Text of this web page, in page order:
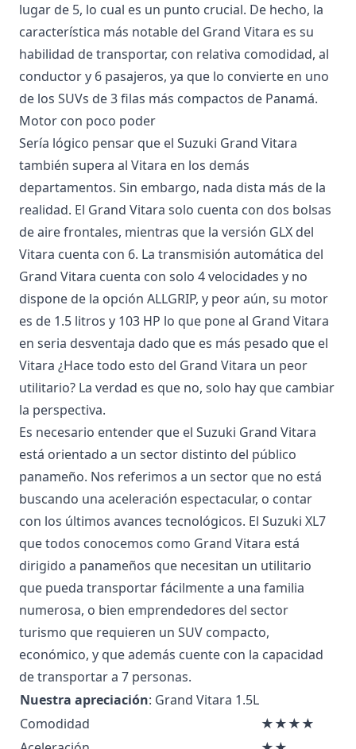
lugar de 5, lo cual es un punto crucial. De hecho, la
característica más notable del Grand Vitara es su
habilidad de transportar, con relativa comodidad, al
conductor y 6 pasajeros, ya que lo convierte en uno
de los SUVs de 3 filas más compactos de Panamá.
Motor con poco poder
Sería lógico pensar que el Suzuki Grand Vitara
también supera al Vitara en los demás
departamentos. Sin embargo, nada dista más de la
realidad. El Grand Vitara solo cuenta con dos bolsas
de aire frontales, mientras que la versión GLX del
Vitara cuenta con 6. La transmisión automática del
Grand Vitara cuenta con solo 4 velocidades y no
dispone de la opción ALLGRIP, y peor aún, su motor
es de 1.5 litros y 103 HP lo que pone al Grand Vitara
en seria desventaja dado que es más pesado que el
Vitara ¿Hace todo esto del Grand Vitara un peor
utilitario? La verdad es que no, solo hay que cambiar
la perspectiva.
Es necesario entender que el Suzuki Grand Vitara
está orientado a un sector distinto del público
panameño. Nos referimos a un sector que no está
buscando una aceleración espectacular, o contar
con los últimos avances tecnológicos. El Suzuki XL7
que todos conocemos como Grand Vitara está
dirigido a panameños que necesitan un utilitario
que pueda transportar fácilmente a una familia
numerosa, o bien emprendedores del sector
turismo que requieren un SUV compacto,
económico, y que además cuente con la capacidad
de transportar a 7 personas.
Nuestra apreciación: Grand Vitara 1.5L
Comodidad
★★★★